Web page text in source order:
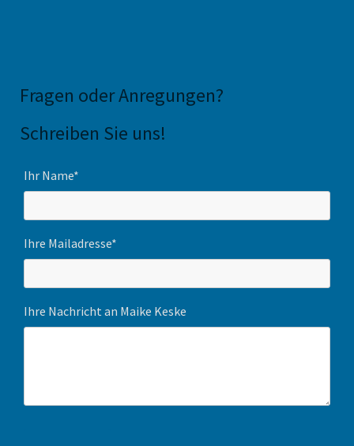
Fragen oder Anregungen?
Schreiben Sie uns!
Ihr Name*
Ihre Mailadresse*
Ihre Nachricht an Maike Keske